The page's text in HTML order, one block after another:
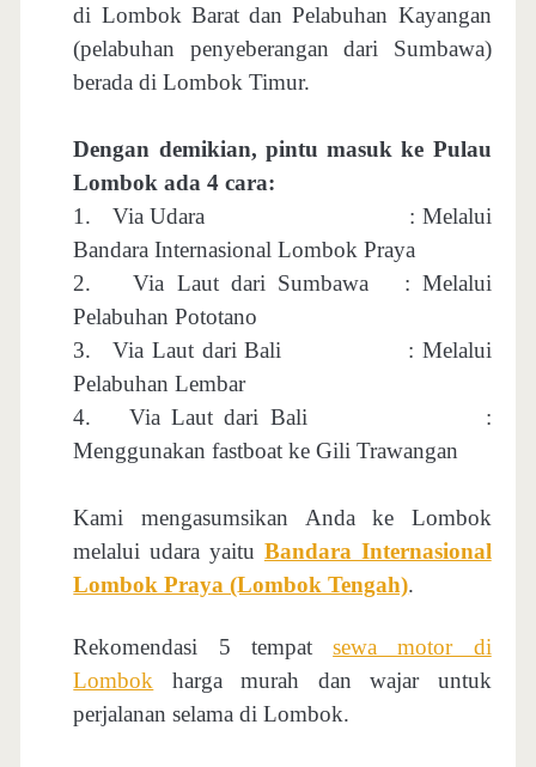
di Lombok Barat dan Pelabuhan Kayangan
(pelabuhan penyeberangan dari Sumbawa)
berada di Lombok Timur.
Dengan demikian, pintu masuk ke Pulau
Lombok ada 4 cara:
1.
Via Udara
: Melalui
Bandara Internasional Lombok Praya
2.
Via Laut dari Sumbawa
: Melalui
Pelabuhan Pototano
3.
Via Laut dari Bali
: Melalui
Pelabuhan Lembar
4.
Via Laut dari Bali
:
Menggunakan fastboat ke Gili Trawangan
Kami mengasumsikan Anda ke Lombok
melalui udara yaitu Bandara Internasional
Lombok Praya (Lombok Tengah).
Rekomendasi 5 tempatsewa motor di
Lombok harga murah dan wajar untuk
perjalanan selama di Lombok.